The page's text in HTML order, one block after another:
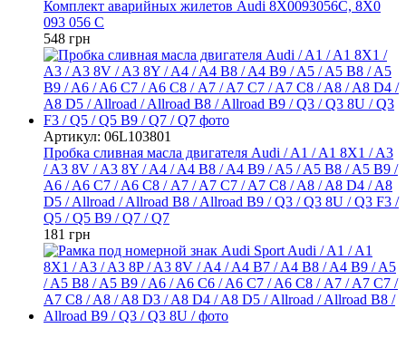
Комплект аварийных жилетов Audi 8X0093056C, 8X0
093 056 C
548 грн
Артикул: 06L103801
Пробка сливная масла двигателя Audi / A1 / A1 8X1 / A3
/ A3 8V / A3 8Y / A4 / A4 B8 / A4 B9 / A5 / A5 B8 / A5 B9 /
A6 / A6 C7 / A6 С8 / A7 / A7 C7 / A7 C8 / A8 / A8 D4 / A8
D5 / Allroad / Allroad B8 / Allroad B9 / Q3 / Q3 8U / Q3 F3 /
Q5 / Q5 B9 / Q7 / Q7
181 грн